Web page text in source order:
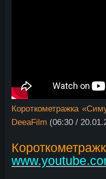
Короткометражка
DeeaFilm (06:30 /